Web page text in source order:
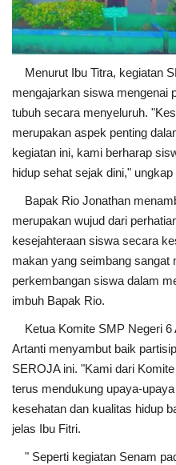
Menurut Ibu Titra, kegiatan
mengajarkan siswa mengenai
tubuh secara menyeluruh.
merupakan aspek penting
kegiatan ini, kami berharap
hidup sehat sejak dini," ungkap
Bapak Rio Jonathan
merupakan wujud dari
kesejahteraan siswa secara
makan yang seimbang sangat
perkembangan siswa dalam
imbuh Bapak Rio.
Ketua Komite SMP Negeri 6
Artanti menyambut baik
SEROJA ini. "Kami dari
terus mendukung upaya-
kesehatan dan kualitas hidup
jelas Ibu Fitri.
" Seperti kegiatan Senam